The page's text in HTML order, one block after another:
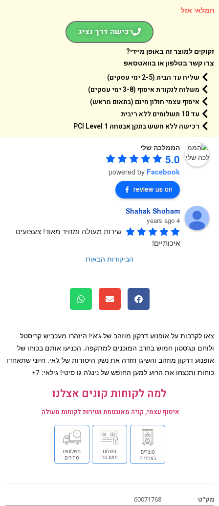
אזל
רכישה דרך נציג
למוצר זה באופן מיידי?
קשר בטלפון או בוואטסאפ
שליח עד הבית (2-5 ימי עסקים)
משלוח לנקודת איסוף (3-8 ימי עסקים)
איסוף עצמי חולון חינם (בתאום מראש)
עד 10 תשלומים ללא ריבית
רכישה ללא חשש בתקן אבטחה 1 PCI Level
הממלכה שלי
5.0
powered byFacebook
review us on
Shahak Shoham
4 years ago
שירות מעולה ומהיר מאוד! צעצועים
איכותיים!
הביקורות הבאות
לקרבות על אופנוע דרקון מוזהב של ג‘אי! היזהרו מעכביש קריסטל
ונג‘סטון חמוש בחרב המוכנים למתקפה. הכניעו אותם בכוחו של
דרקון מוזהב והשיגו חזרה את נשק היסודות של ג‘אי. חיוני שתאחדו
ותנצחו את הרוע למען החופש של נינג’ה גו סיטי! גילאי: 7+
למה לקוחות קונים אצלנו
איסוף עצמי, קניה מאובטחת ושירות לקוחות מעולה
60071768